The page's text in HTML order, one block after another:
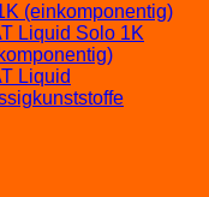
(einkomponentig)
Liquid Solo 1K
Liquid